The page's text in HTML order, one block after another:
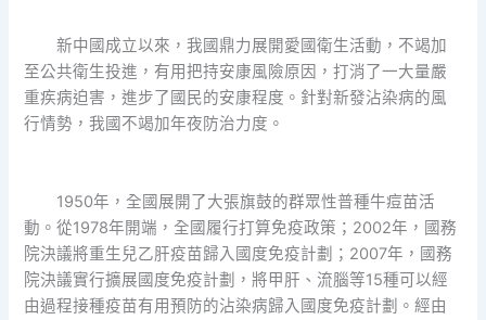
新中國成立以來，我國鼎力展開愛國衛生活動，不竭加
至公共衛生投進，有用把持安康風險原因，打消了一大量嚴
重疾病迫害，進步了國民的安康程度。針對新發沾染病的風
行情勢，我國不竭加年夜防治力度。
1950年，全國展開了大張旗鼓的群眾性普種牛痘苗活
動。從1978年開端，全國履行打算免疫政策；2002年，國務
院決議將重生兒乙肝疫苗歸入國度免疫計劃；2007年，國務
院決議實行擴展國度免疫計劃，將甲肝、流腦等15種可以經
由過程接種疫苗有用預防的沾染病歸入國度免疫計劃。經由